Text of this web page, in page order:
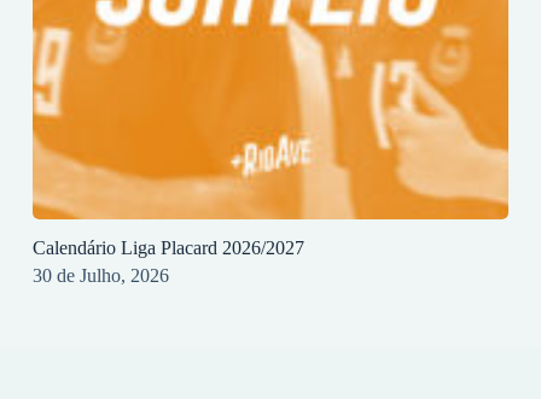
Calendário Liga Placard 2026/2027
30 de Julho, 2026